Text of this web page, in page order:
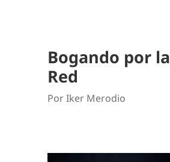
Bogando por la
Red
Por Iker Merodio